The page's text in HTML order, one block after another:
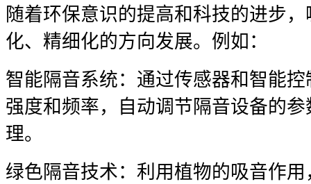
随着环保意识的提高和科技的进步
化、精细化的方向发展。例如：
智能隔音系统：通过传感器和智能
强度和频率，自动调节隔音设备的
理。
绿色隔音技术：利用植物的吸音作